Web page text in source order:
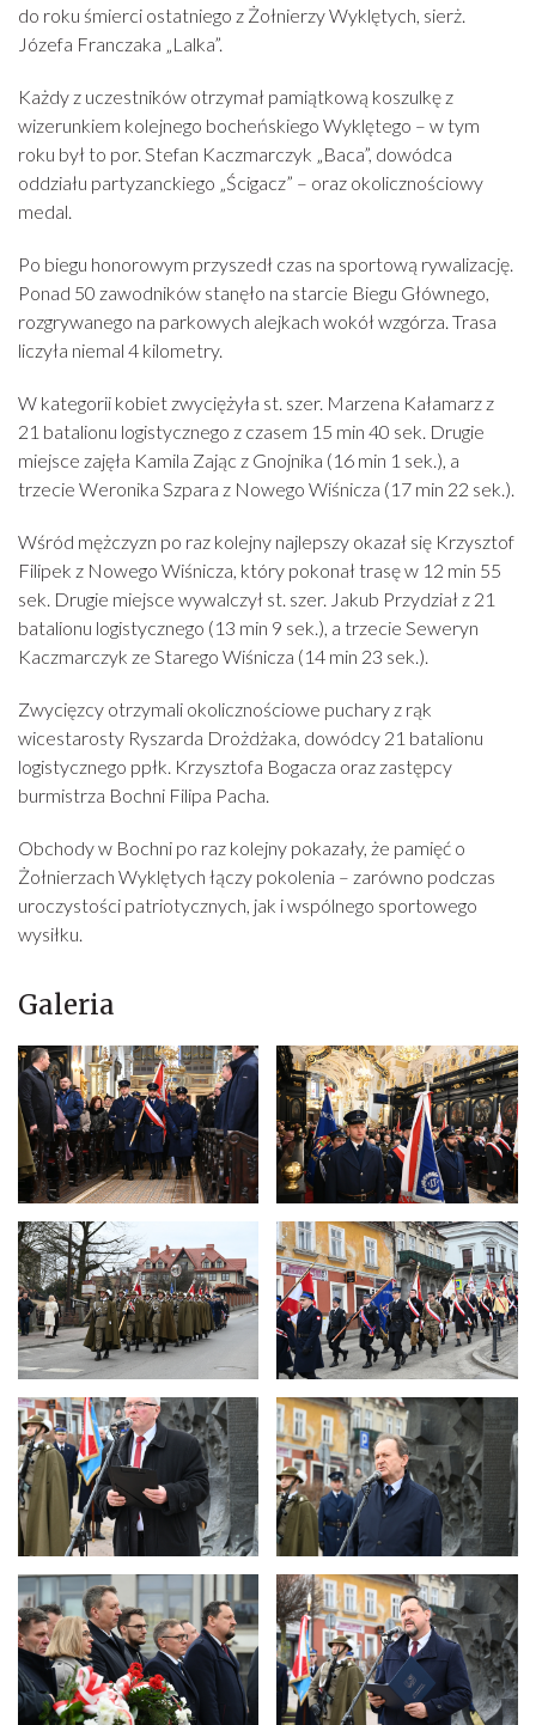
do roku śmierci ostatniego z Żołnierzy Wyklętych, sierż.
Józefa Franczaka „Lalka”.
Każdy z uczestników otrzymał pamiątkową koszulkę z
wizerunkiem kolejnego bocheńskiego Wyklętego – w tym
roku był to por. Stefan Kaczmarczyk „Baca”, dowódca
oddziału partyzanckiego „Ścigacz” – oraz okolicznościowy
medal.
Po biegu honorowym przyszedł czas na sportową rywalizację.
Ponad 50 zawodników stanęło na starcie Biegu Głównego,
rozgrywanego na parkowych alejkach wokół wzgórza. Trasa
liczyła niemal 4 kilometry.
W kategorii kobiet zwyciężyła st. szer. Marzena Kałamarz z
21 batalionu logistycznego z czasem 15 min 40 sek. Drugie
miejsce zajęła Kamila Zając z Gnojnika (16 min 1 sek.), a
trzecie Weronika Szpara z Nowego Wiśnicza (17 min 22 sek.).
Wśród mężczyzn po raz kolejny najlepszy okazał się Krzysztof
Filipek z Nowego Wiśnicza, który pokonał trasę w 12 min 55
sek. Drugie miejsce wywalczył st. szer. Jakub Przydział z 21
batalionu logistycznego (13 min 9 sek.), a trzecie Seweryn
Kaczmarczyk ze Starego Wiśnicza (14 min 23 sek.).
Zwycięzcy otrzymali okolicznościowe puchary z rąk
wicestarosty Ryszarda Drożdżaka, dowódcy 21 batalionu
logistycznego ppłk. Krzysztofa Bogacza oraz zastępcy
burmistrza Bochni Filipa Pacha.
Obchody w Bochni po raz kolejny pokazały, że pamięć o
Żołnierzach Wyklętych łączy pokolenia – zarówno podczas
uroczystości patriotycznych, jak i wspólnego sportowego
wysiłku.
Galeria